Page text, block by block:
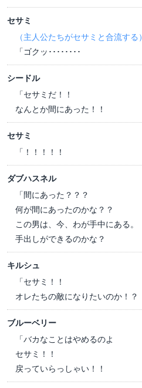
セサミ
（主人公たちがセサミと合流する）
「ゴクッ････････
シードル
「セサミだ！！
なんとか間にあった！！
セサミ
「！！！！！
ダブハスネル
「間にあった？？？
何が間にあったのかな？？
この男は、今、わが手中にある。
手出しができるのかな？
キルシュ
「セサミ！！
オレたちの敵になりたいのか！？
ブルーベリー
「バカなことはやめるのよ
セサミ！！
戻っていらっしゃい！！